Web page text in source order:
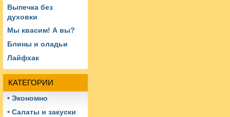
Выпечка без
духовки
Мы квасим! А вы?
Блины и оладьи
Лайфхак
КАТЕГОРИИ
• Экономно
• Салаты и закуски